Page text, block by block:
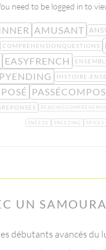
need to be logged in to
AMUSANT
COMPREHENSIONQUESTIONS
EASYFRENCH
HISTOIRE-
SNEEZE SNEEZING SPICES
UN
débutants avancés du